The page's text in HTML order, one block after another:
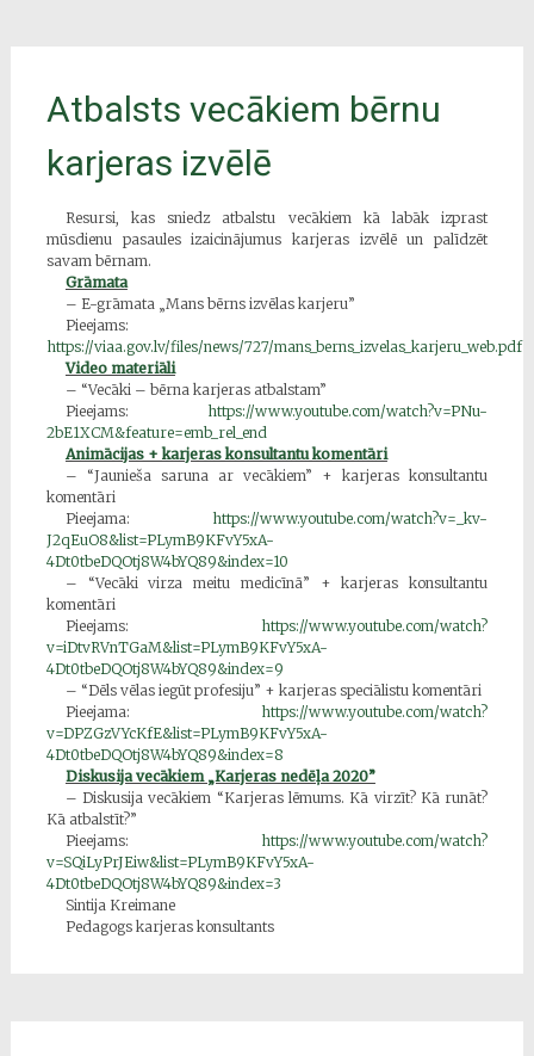
Atbalsts vecākiem bērnu
karjeras izvēlē
Resursi, kas sniedz atbalstu vecākiem kā labāk izprast
mūsdienu pasaules izaicinājumus karjeras izvēlē un palīdzēt
savam bērnam.
Grāmata
– E-grāmata „Mans bērns izvēlas karjeru”
Pieejams:
https://viaa.gov.lv/files/news/727/mans_berns_izvelas_karjeru_web.pdf
Video materiāli
– “Vecāki – bērna karjeras atbalstam”
Pieejams: https://www.youtube.com/watch?v=PNu-
2bE1XCM&feature=emb_rel_end
Animācijas + karjeras konsultantu komentāri
– “Jaunieša saruna ar vecākiem” + karjeras konsultantu
komentāri
Pieejama: https://www.youtube.com/watch?v=_kv-
J2qEuO8&list=PLymB9KFvY5xA-
4Dt0tbeDQOtj8W4bYQ89&index=10
– “Vecāki virza meitu medicīnā” + karjeras konsultantu
komentāri
Pieejams: https://www.youtube.com/watch?
v=iDtvRVnTGaM&list=PLymB9KFvY5xA-
4Dt0tbeDQOtj8W4bYQ89&index=9
– “Dēls vēlas iegūt profesiju” + karjeras speciālistu komentāri
Pieejama: https://www.youtube.com/watch?
v=DPZGzVYcKfE&list=PLymB9KFvY5xA-
4Dt0tbeDQOtj8W4bYQ89&index=8
Diskusija vecākiem „Karjeras nedēļa 2020”
– Diskusija vecākiem “Karjeras lēmums. Kā virzīt? Kā runāt?
Kā atbalstīt?”
Pieejams: https://www.youtube.com/watch?
v=SQiLyPrJEiw&list=PLymB9KFvY5xA-
4Dt0tbeDQOtj8W4bYQ89&index=3
Sintija Kreimane
Pedagogs karjeras konsultants